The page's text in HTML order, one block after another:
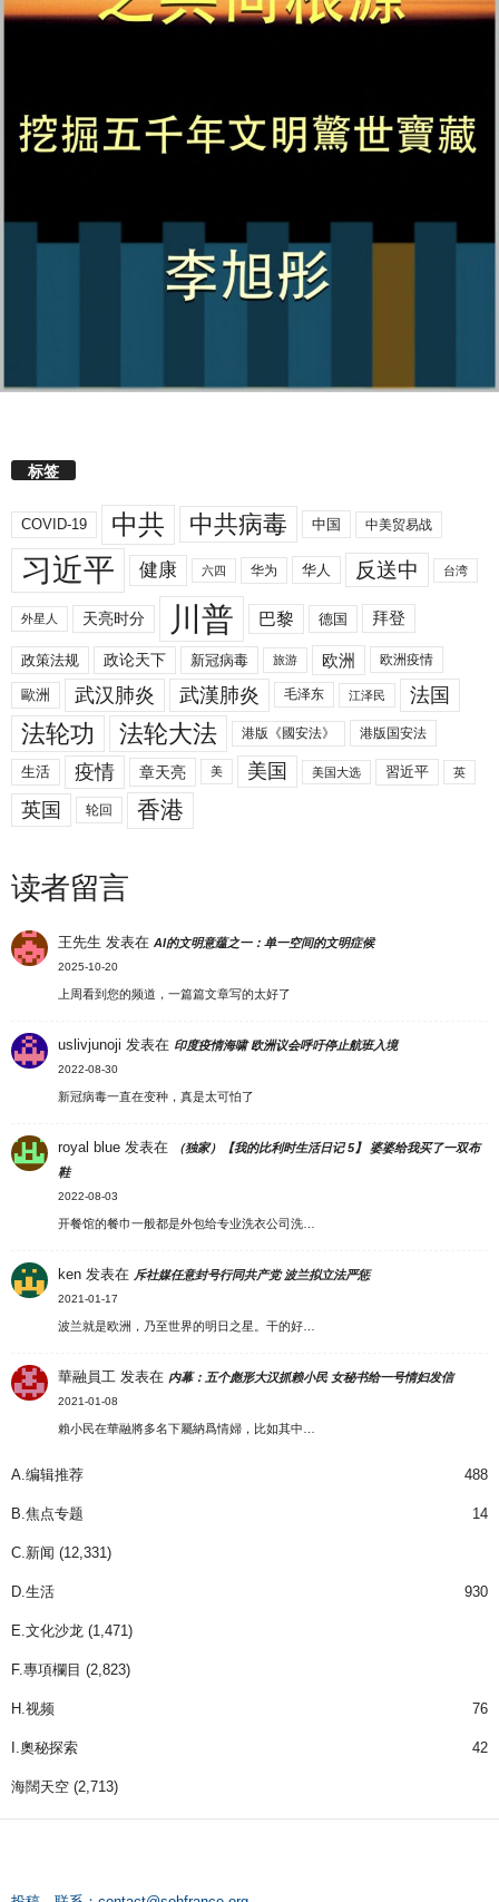
标签
COVID-19 中共 中共病毒 中国 中美贸易战
习近平 健康 六四 华为 华人 反送中 台湾
外星人 天亮时分 川普 巴黎 德国 拜登
政策法规 政论天下 新冠病毒 旅游 欧洲 欧洲疫情
歐洲 武汉肺炎 武漢肺炎 毛泽东 江泽民 法国
法轮功 法轮大法 港版《國安法》 港版国安法
生活 疫情 章天亮 美 美国 美国大选 習近平 英
英国 轮回 香港
读者留言
王先生 发表在AI的文明意蕴之一：单一空间的文明症候
2025-10-20
上周看到您的频道，一篇篇文章写的太好了
uslivjunoji 发表在 印度疫情海啸 欧洲议会呼吁停止航班入境
2022-08-30
新冠病毒一直在变种，真是太可怕了
royal blue 发表在
（独家）【我的比利时生活日记 5】 婆婆给我买了一双布
鞋
2022-08-03
开餐馆的餐巾一般都是外包给专业洗衣公司洗…
ken 发表在 斥社媒任意封号行同共产党 波兰拟立法严惩
2021-01-17
波兰就是欧洲，乃至世界的明日之星。干的好…
華融員工 发表在 内幕：五个彪形大汉抓赖小民 女秘书给一号情妇发信
2021-01-08
賴小民在華融將多名下屬納爲情婦，比如其中…
A.编辑推荐 488
B.焦点专题 14
C.新闻 (12,331)
D.生活 930
E.文化沙龙 (1,471)
F.專項欄目 (2,823)
H.视频 76
I.奧秘探索 42
海闊天空 (2,713)